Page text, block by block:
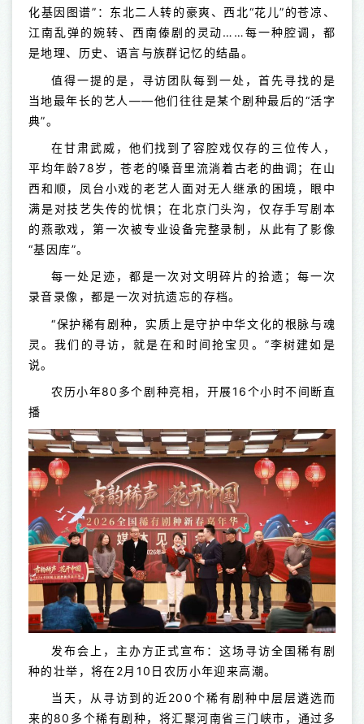
化基因图谱”：东北二人转的豪爽、西北“花儿”的苍凉、
江南乱弹的婉转、西南傣剧的灵动……每一种腔调，都
是地理、历史、语言与族群记忆的结晶。
值得一提的是，寻访团队每到一处，首先寻找的是
当地最年长的艺人——他们往往是某个剧种最后的“活字
典”。
在甘肃武威，他们找到了容腔戏仅存的三位传人，
平均年龄78岁，苍老的嗓音里流淌着古老的曲调；在山
西和顺，凤台小戏的老艺人面对无人继承的困境，眼中
满是对技艺失传的忧惧；在北京门头沟，仅存手写剧本
的燕歌戏，第一次被专业设备完整录制，从此有了影像
“基因库”。
每一处足迹，都是一次对文明碎片的拾遗；每一次
录音录像，都是一次对抗遗忘的存档。
“保护稀有剧种，实质上是守护中华文化的根脉与魂
灵。我们的寻访，就是在和时间抢宝贝。”李树建如是
说。
农历小年80 多个剧种亮相，开展16个小时不间断直
播
发布会上，主办方正式宣布：这场寻访全国稀有剧
种的壮举，将在2月10日农历小年迎来高潮。
当天，从寻访到的近200个稀有剧种中层层遴选而
来的80多个稀有剧种，将汇聚河南省三门峡市，通过多